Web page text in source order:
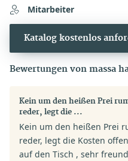
Mitarbeiter
Katalog kostenlos
Bewertungen von massa
Kein um den heißen Prei
reder, legt die ...
Kein um den heißen Prei
reder, legt die Kosten offen
auf den Tisch , sehr freundlich